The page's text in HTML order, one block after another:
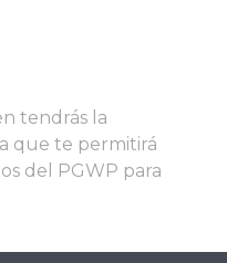
tendrás la
que te permitirá
del PGWP para